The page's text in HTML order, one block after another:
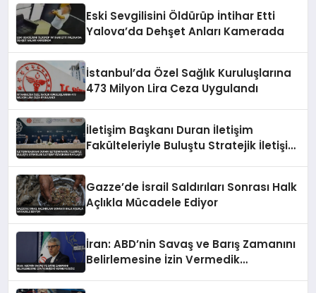
Eski Sevgilisini Öldürüp İntihar Etti
Yalova’da Dehşet Anları Kamerada
İstanbul’da Özel Sağlık Kuruluşlarına
473 Milyon Lira Ceza Uygulandı
İletişim Başkanı Duran İletişim
Fakülteleriyle Buluştu Stratejik İletişim
Gazze’de İsrail Saldırıları Sonrası Halk
Açlıkla Mücadele Ediyor
İran: ABD’nin Savaş ve Barış Zamanını
Belirlemesine İzin Vermedik